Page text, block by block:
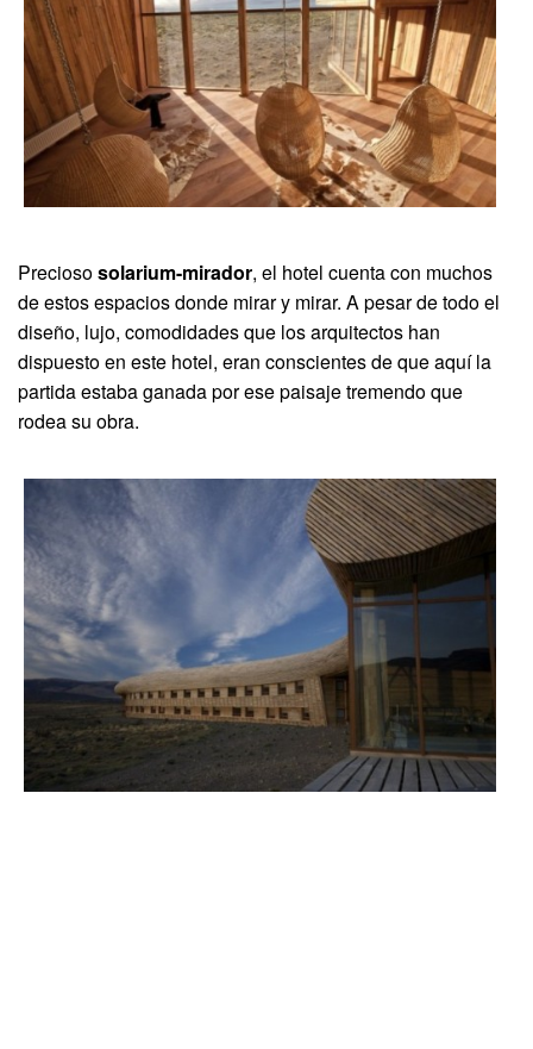
Precioso solarium-mirador, el hotel cuenta con muchos
de estos espacios donde mirar y mirar. A pesar de todo el
diseño, lujo, comodidades que los arquitectos han
dispuesto en este hotel, eran conscientes de que aquí la
partida estaba ganada por ese paisaje tremendo que
rodea su obra.